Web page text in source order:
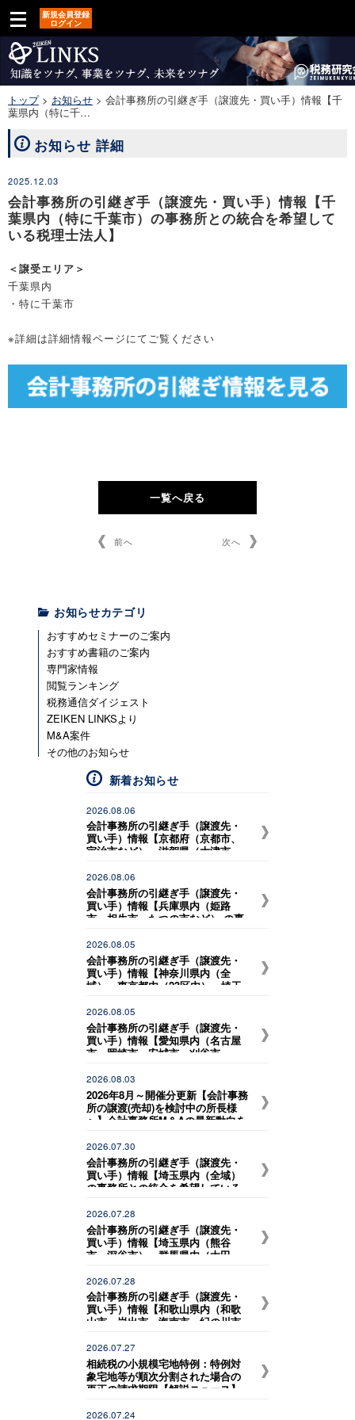
新規会員登録
ログイン
トップ> お知らせ > 会計事務所の引継ぎ手（譲渡先・買い手）情報【千
葉県内（特に千…
お知らせ 詳細
2025.12.03
会計事務所の引継ぎ手（譲渡先・買い手）情報【千
葉県内（特に千葉市）の事務所との統合を希望して
いる税理士法人】
＜譲受エリア＞
千葉県内
・特に千葉市
※詳細は詳細情報ページにてご覧ください
一覧へ戻る
前へ 次へ
お知らせカテゴリ
おすすめセミナーのご案内
おすすめ書籍のご案内
専門家情報
閲覧ランキング
税務通信ダイジェスト
ZEIKEN LINKSより
M&A案件
その他のお知らせ
新着お知らせ
2026.08.06
会計事務所の引継ぎ手（譲渡先・
買い手）情報【京都府（京都市、
宇治市など）、滋賀県（大津市、
事務所との統合を希望している税
理士事務所】
2026.08.06
会計事務所の引継ぎ手（譲渡先・
買い手）情報【兵庫県内（姫路
市、相生市、たつの市など） の事
独立予定者（30歳代）】
2026.08.05
会計事務所の引継ぎ手（譲渡先・
買い手）情報【神奈川県内（全
域）、東京都内（23区内）、埼玉
市）、 千葉県内（市川市、浦安
市、松戸市、船橋市、習志野市、
千葉市）の事務所との統合を希望
している税理士事務所】
2026.08.05
会計事務所の引継ぎ手（譲渡先・
買い手）情報【愛知県内（名古屋
市、岡崎市、安城市、刈谷市、一
辺） の事務所との統合を希望して
いる税理士事務所】
2026.08.03
2026年8月～開催分更新【会計事務
所の譲渡(売却)を検討中の所長様
へ】会計事務所M＆Aの最新動向を
特典付き）にぜひご参加くださ
い。 ～好評につき全国各地で追加
開催！～
2026.07.30
会計事務所の引継ぎ手（譲渡先・
買い手）情報【埼玉県内（全域）
の事務所との統合を希望している
2026.07.28
会計事務所の引継ぎ手（譲渡先・
買い手）情報【埼玉県内（熊谷
市、深谷市）、群馬県内（太田
を希望している税理士事務所】
2026.07.28
会計事務所の引継ぎ手（譲渡先・
買い手）情報【和歌山県内（和歌
山市、岩出市、海南市、紀の川市
市など） の事務所との統合を希望
している税理士法人】
2026.07.27
相続税の小規模宅地特例：特例対
象宅地等が順次分割された場合の
更正の請求期限【解説ニュース】
2026.07.24